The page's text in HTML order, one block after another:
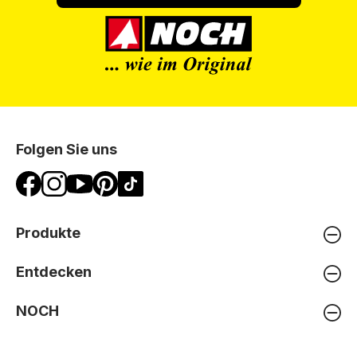
Folgen Sie uns
Produkte
Entdecken
NOCH